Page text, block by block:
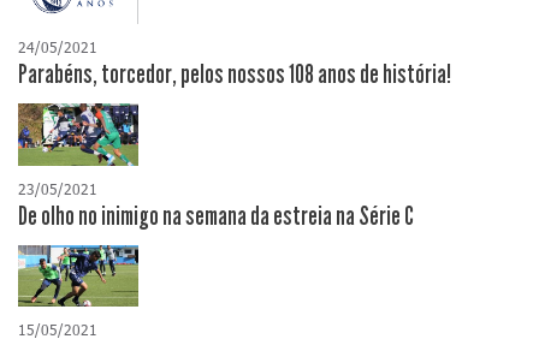
24/05/2021
Parabéns, torcedor, pelos nossos 108 anos de história!
23/05/2021
De olho no inimigo na semana da estreia na Série C
15/05/2021